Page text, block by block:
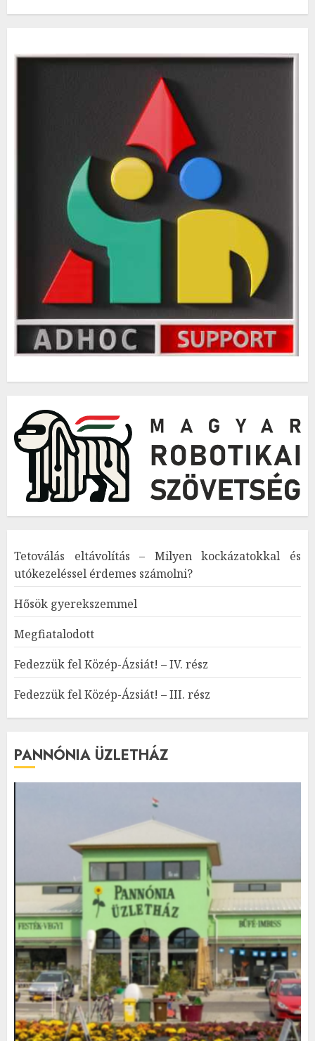
Tetoválás eltávolítás – Milyen kockázatokkal és
utókezeléssel érdemes számolni?
Hősök gyerekszemmel
Megfiatalodott
Fedezzük fel Közép-Ázsiát! – IV. rész
Fedezzük fel Közép-Ázsiát! – III. rész
PANNÓNIA ÜZLETHÁZ